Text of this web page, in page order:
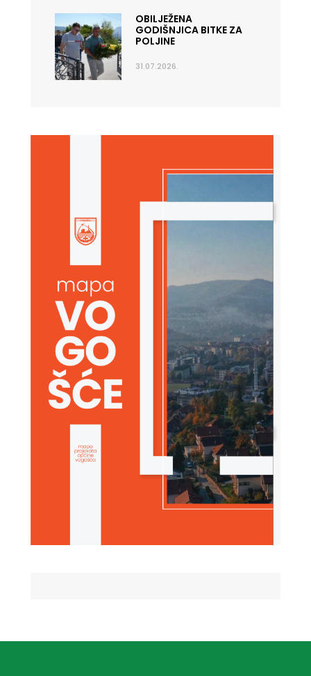
OBILJEŽENA
GODIŠNJICA BITKE ZA
POLJINE
31.07.2026.